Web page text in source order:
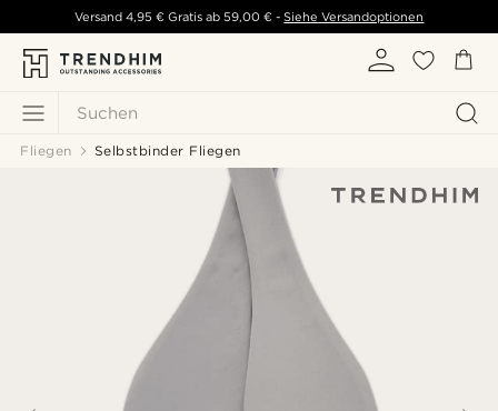
Suchen
Versand 4,95 € Gratis ab 59,00 € - Siehe Versandoptionen
Fliegen Selbstbinder Fliegen